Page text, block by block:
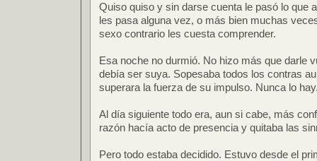
Quiso quiso y sin darse cuenta le pasó lo que
les pasa alguna vez, o más bien muchas
sexo contrario les cuesta comprender.
Esa noche no durmió. No hizo más que darle
debía ser suya. Sopesaba todos los contras
superara la fuerza de su impulso. Nunca lo
Al día siguiente todo era, aun si cabe, más
razón hacía acto de presencia y quitaba las
Pero todo estaba decidido. Estuvo desde el